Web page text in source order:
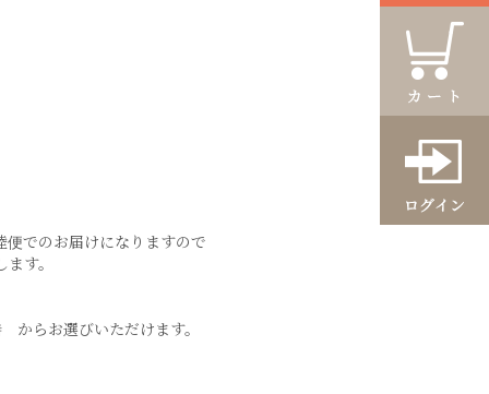
でのお届けになりますので
す。
からお選びいただけます。